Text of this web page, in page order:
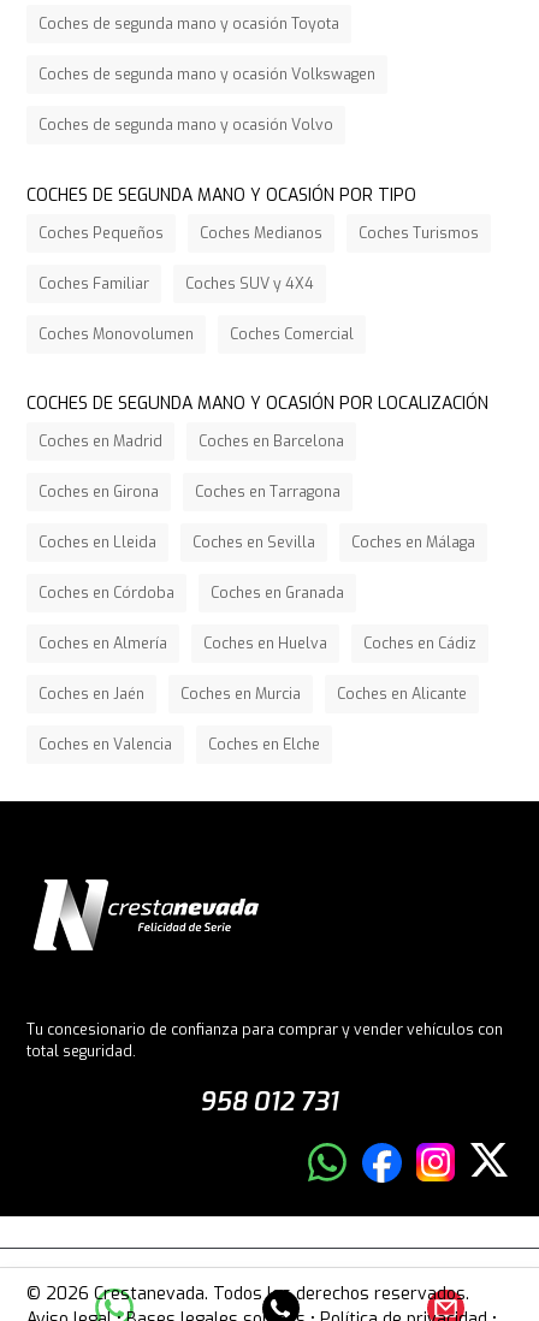
Coches de segunda mano y ocasión Toyota
Coches de segunda mano y ocasión Volkswagen
Coches de segunda mano y ocasión Volvo
COCHES DE SEGUNDA MANO Y OCASIÓN POR TIPO
Coches Pequeños Coches Medianos Coches Turismos
Coches Familiar Coches SUV y 4X4
Coches Monovolumen Coches Comercial
COCHES DE SEGUNDA MANO Y OCASIÓN POR LOCALIZACIÓN
Coches en Madrid Coches en Barcelona
Coches en Girona Coches en Tarragona
Coches en Lleida Coches en Sevilla Coches en Málaga
Coches en Córdoba Coches en Granada
Coches en Almería Coches en Huelva Coches en Cádiz
Coches en Jaén Coches en Murcia Coches en Alicante
Coches en Valencia Coches en Elche
Tu concesionario de confianza para comprar y vender vehículos con
total seguridad.
958 012 731
© 2026 Crestanevada. Todos los derechos reservados.